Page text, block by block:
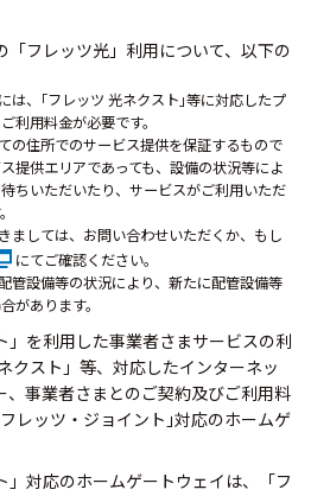
フレッツ光」利用について、以下の
は、｢フレッツ 光ネクスト｣等に対応したプ
利用料金が必要です。
の住所でのサービス提供を保証するもので
提供エリアであっても、設備の状況等によ
ちいただいたり、サービスがご利用いただ
ましては、お問い合わせいただくか、もし
にてご確認ください。
管設備等の状況により、新たに配管設備等
があります。
を利用した事業者さまサービスの利
クスト」等、対応したインターネッ
、事業者さまとのご契約及びご利用料
レッツ・ジョイント｣対応のホームゲ
対応のホームゲートウェイは、「フ